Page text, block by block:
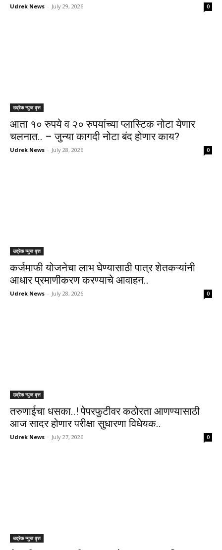
Udrek News - July 29, 2026 0
उद्रेक न्युज वृत्त
आता १० रुपये व २० रुपयांच्या प्लास्टिक नोटा येणार
चलनात.. – जुन्या कागदी नोटा बंद होणार काय?
Udrek News - July 28, 2026 0
उद्रेक न्युज वृत्त
कर्जमाफी योजनेचा लाभ घेण्यासाठी पात्र शेतकऱ्यांनी
आधार प्रमाणीकरण करण्याचे आवाहन..
Udrek News - July 28, 2026 0
उद्रेक न्युज वृत्त
तरुणाईचा धसका..! पेपरफुटीवर कठोरता आणण्यासाठी
आज सादर होणार परीक्षा सुधारणा विधेयक..
Udrek News - July 27, 2026 0
उद्रेक न्युज वृत्त